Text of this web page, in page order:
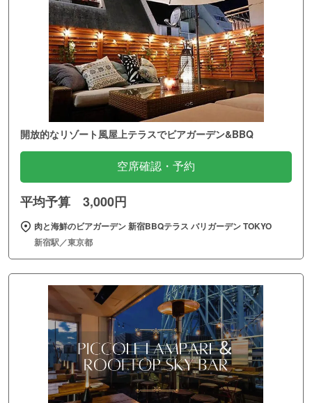
開放的なリゾート風屋上テラスでビアガーデン&BBQ
空席確認・予約
平均予算 3,000円
肉と海鮮のビアガーデン 新宿BBQテラス バリガーデン TOKYO
新宿駅／東京都